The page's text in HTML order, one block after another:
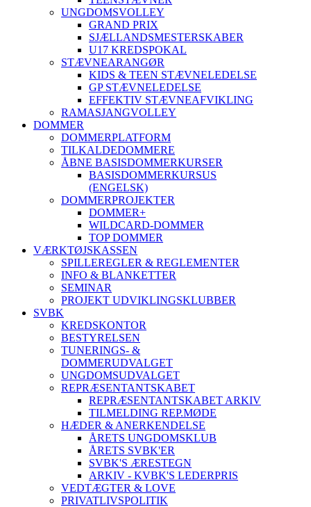
UNGDOMSVOLLEY
GRAND PRIX
SJÆLLANDSMESTERSKABER
U17 KREDSPOKAL
STÆVNEARANGØR
KIDS & TEEN STÆVNELEDELSE
GP STÆVNELEDELSE
EFFEKTIV STÆVNEAFVIKLING
RAMASJANGVOLLEY
DOMMER
DOMMERPLATFORM
TILKALDEDOMMERE
ÅBNE BASISDOMMERKURSER
BASISDOMMERKURSUS
(ENGELSK)
DOMMERPROJEKTER
DOMMER+
WILDCARD-DOMMER
TOP DOMMER
VÆRKTØJSKASSEN
SPILLEREGLER & REGLEMENTER
INFO & BLANKETTER
SEMINAR
PROJEKT UDVIKLINGSKLUBBER
SVBK
KREDSKONTOR
BESTYRELSEN
TUNERINGS- &
DOMMERUDVALGET
UNGDOMSUDVALGET
REPRÆSENTANTSKABET
REPRÆSENTANTSKABET ARKIV
TILMELDING REP.MØDE
HÆDER & ANERKENDELSE
ÅRETS UNGDOMSKLUB
ÅRETS SVBK'ER
SVBK'S ÆRESTEGN
ARKIV - KVBK'S LEDERPRIS
VEDTÆGTER & LOVE
PRIVATLIVSPOLITIK